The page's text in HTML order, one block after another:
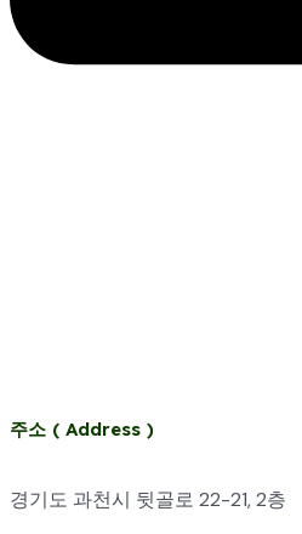
주소 ( Address )
경기도 과천시 뒷골로 22-21, 2층